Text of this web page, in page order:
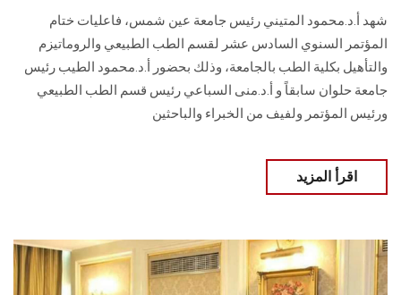
الزائـرون
سجل الان
شهد أ.د.محمود المتيني رئيس جامعة عين شمس، فاعليات ختام
المؤتمر السنوي السادس عشر لقسم الطب الطبيعي والروماتيزم
والتأهيل بكلية الطب بالجامعة، وذلك بحضور أ.د.محمود الطيب رئيس
جامعة حلوان سابقاً و أ.د.منى السباعي رئيس قسم الطب الطبيعي
ورئيس المؤتمر ولفيف من الخبراء والباحثين
اقرأ المزيد